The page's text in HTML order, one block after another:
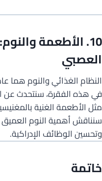
10. الأطعمة
العصبي
النظام الغذائي والنوم هما
في هذه الفقرة، سنتحدث عن
سنناقش أهمية النوم العميق
وتحسين الوظائف الإدراكية.
خاتمة